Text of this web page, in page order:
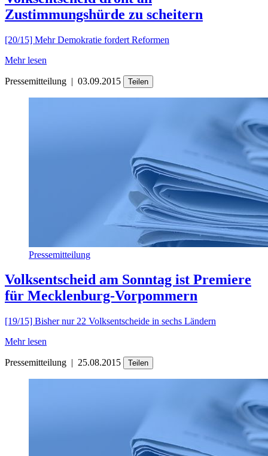
Zustimmungshürde zu scheitern
[20/15] Mehr Demokratie fordert Reformen
Mehr lesen
Pressemitteilung | 03.09.2015 Teilen
Pressemitteilung
Volksentscheid am Sonntag ist Premiere
für Mecklenburg-Vorpommern
[19/15] Bisher nur 22 Volksentscheide in sechs Ländern
Mehr lesen
Pressemitteilung | 25.08.2015 Teilen